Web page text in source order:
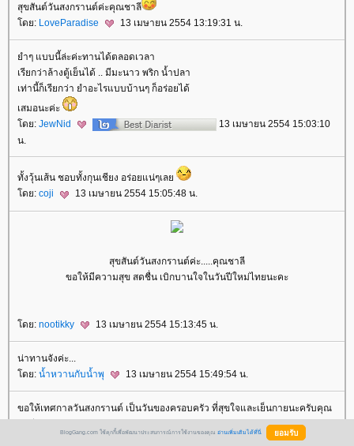
สุขสันต์วันสงกรานต์ค่ะคุณชาลี
ดย: LoveParadise 13 เมษายน 2554 13:19:31 น.
ำๆ แบบนี้ล่ะค่ะทานได้ตลอดเวลา
เรียกว่าล้างตู้เย็นได้ .. มีมะนาว พริก น้ำปลา
เท่านี้ก็เรียกว่า ยำอะไรแบบบ้านๆ ก็อร่อยได้
เสมอนะค่ะ
ดย: JewNid
13 เมษายน 2554 15:03:10
น.
ทั้งวุ้นเส้น ชอบทั้งกุนเชียง อร่อยแน่ๆเล
ดย: coji 13 เมษายน 2554 15:05:48 น.
สุขสันต์วันสงกรานต์ค่ะ.....คุณชาลี
ขอให้มีความสุข สดชื่น เบิกบานใจในวันปีใหม่ไทยนะคะ
ดย: nootikky 13 เมษายน 2554 15:13:45 น.
น่าทานจังค่ะ...
ดย: น้ำหวานกับน้ำพุ 13 เมษายน 2554 15:49:54 น.
ขอให้เทศกาลวันสงกรานต์ เป็นวันของครอบครัว ที่สุขใจและเย็นกายนะครับคุณ
BlogGang.com ใช้คุกกี้เพื่อพัฒนาประสบการณ์การใช้งานของคุณ อ่านเพิ่มเติมได้ที่นี่